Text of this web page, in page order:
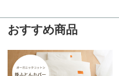
おすすめ商品